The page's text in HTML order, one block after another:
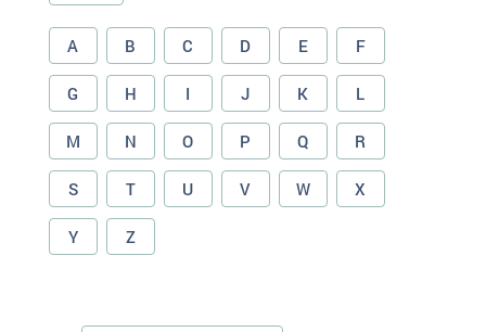
A B C D E F
G H I J K L
M N O P Q R
S T U V W X
Y Z